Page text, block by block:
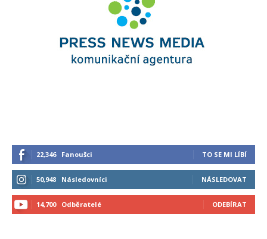
22,346 Fanoušci TO SE MI LÍBÍ
50,948 Následovníci NÁSLEDOVAT
14,700 Odběratelé ODEBÍRAT